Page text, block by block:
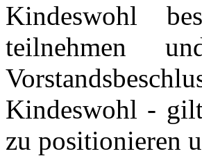
Kindeswohl
teilnehmen
Kindeswohl -
zu positionieren